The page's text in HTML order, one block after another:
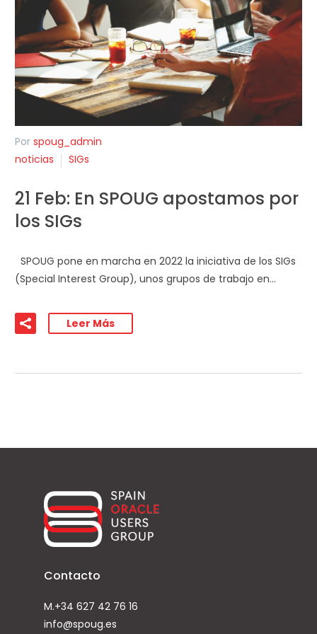
Por spoug_admin
noticias
SIGs
21 Feb: En SPOUG apostamos por
los SIGs
SPOUG pone en marcha en 2022 la iniciativa de los SIGs
(Special Interest Group), unos grupos de trabajo en…
Leer Más
Contacto
M.+34 627 42 76 16
info@spoug.es